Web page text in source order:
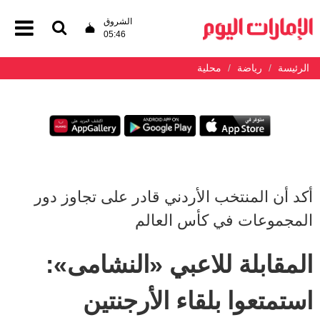
الشروق
05:46
الرئيسة رياضة محلية
أكد أن المنتخب الأردني قادر على تجاوز دور
المجموعات في كأس العالم
المقابلة للاعبي «النشامى»:
استمتعوا بلقاء الأرجنتين